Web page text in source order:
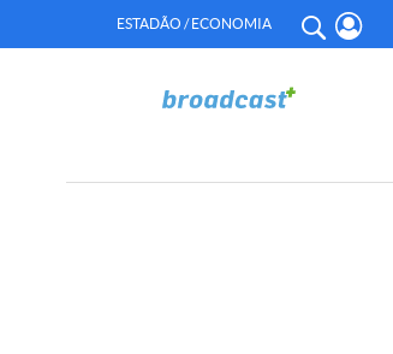
ESTADÃO / ECONOMIA